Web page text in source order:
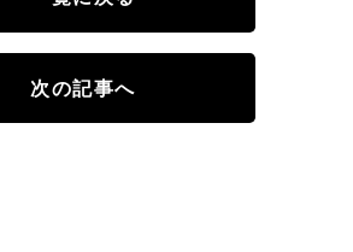
次の記事へ